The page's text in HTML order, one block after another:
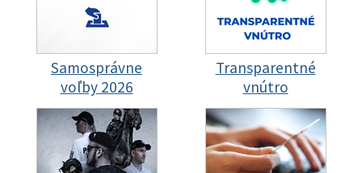
Samosprávne
voľby 2026
Transparentné
vnútro